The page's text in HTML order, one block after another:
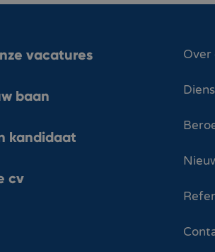
vacatures
baan
kandidaat
cv
Over